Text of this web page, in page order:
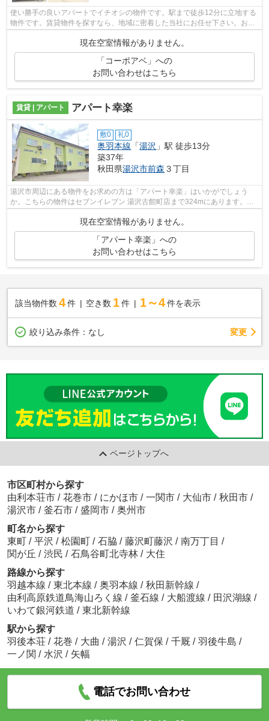
使い勝手の良いアパートでイチオシの物件です。駅まで徒歩12分に立地する
物件です。賃貸物件を探すなら、地域に密着した当社にお任せ下さい。お客
現在空室情報がありません。
「コーポアベ」への
お問い合わせはこちら
賃貸 | アパート アパート幸楽
敷0 礼0
奥羽本線 「湯沢 」駅 徒歩13分
築37年
秋田県湯沢市前森 ３丁目
湯沢市周辺にある物件をお求めの方は「アパート幸楽」はいかがでしょう
か。こちらの物件はセブンイレブン 湯沢古館町店まで324mにあります。徒
歩13分で駅へのアクセスができる物件です...
現在空室情報がありません。
「アパート幸楽」への
お問い合わせはこちら
該当物件数 4件 空き数 1 件 1～4 件を表示
絞り込み条件： なし 変更
ページトップへ
市区町村から探す
由利本荘市 / 花巻市 / にかほ市 / 一関市 / 大仙市 / 秋田市 /
湯沢市 / 釜石市 / 盛岡市 / 奥州市
町名から探す
東町 / 平沢 / 松園町 / 石脇 / 藤沢町藤沢 / 南万丁目 /
関が丘 / 渋民 / 石鳥谷町北寺林 / 大住
路線から探す
羽越本線 / 東北本線 / 奥羽本線 / 秋田新幹線 /
由利高原鉄道鳥海山ろく線 / 釜石線 / 大船渡線 / 田沢湖線 /
いわて銀河鉄道 / 東北新幹線
駅から探す
羽後本荘 / 花巻 / 大曲 / 湯沢 / 仁賀保 / 千厩 / 羽後牛島 /
一ノ関 / 水沢 / 矢幅
電話でお問い合わせ